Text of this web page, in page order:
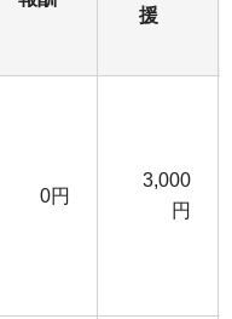
援
0円
3,000
円